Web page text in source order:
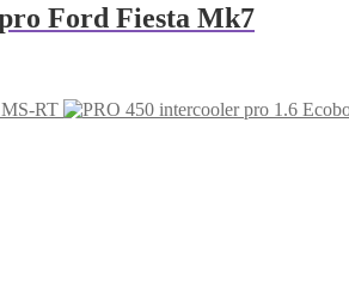
Ford Fiesta Mk7
RT